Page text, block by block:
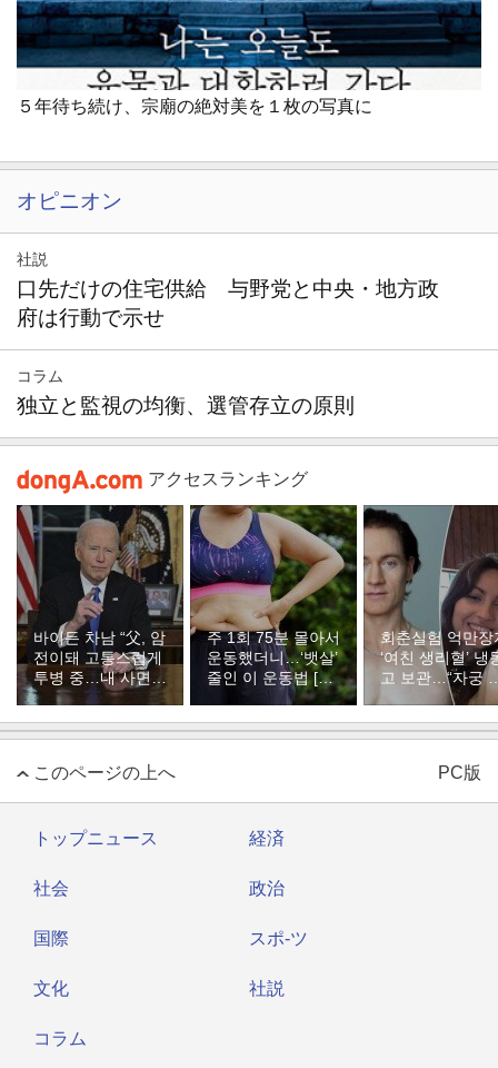
５年待ち続け、宗廟の絶対美を１枚の写真に
オピニオン
社説
口先だけの住宅供給 与野党と中央・地方政
府は行動で示せ
コラム
独立と監視の均衡、選管存立の原則
アクセスランキング
바이든 차남 “父, 암
전이돼 고통스럽게
투병 중…내 사면은
불공정했다”
주 1회 75분 몰아서
운동했더니…‘뱃살’
줄인 이 운동법 [바
회춘실험 억만장
‘여친 생리혈’ 냉
고 보관…“자궁
부 궁금해”
このページの上へ PC版
トップニュース 経済
社会 政治
国際 スポ-ツ
文化 社説
コラム